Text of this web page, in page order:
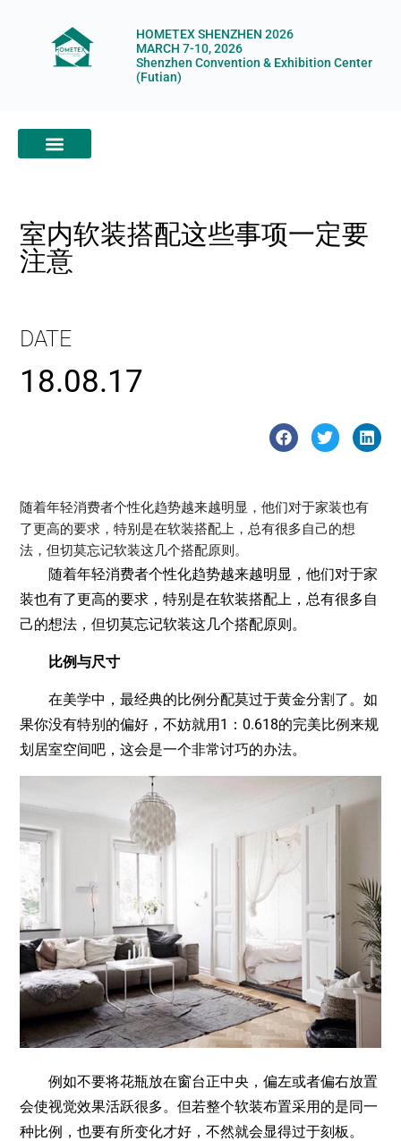
HOMETEX SHENZHEN 2026
MARCH 7-10, 2026
Shenzhen Convention & Exhibition Center
(Futian)
室内软装搭配这些事项一定要
注意
DATE
18.08.17
随着年轻消费者个性化趋势越来越明显，他们对于家装也有
了更高的要求，特别是在软装搭配上，总有很多自己的想
法，但切莫忘记软装这几个搭配原则。
随着年轻消费者个性化趋势越来越明显，他们对于家
装也有了更高的要求，特别是在软装搭配上，总有很多自
己的想法，但切莫忘记软装这几个搭配原则。
比例与尺寸
在美学中，最经典的比例分配莫过于黄金分割了。如
果你没有特别的偏好，不妨就用1：0.618的完美比例来规
划居室空间吧，这会是一个非常讨巧的办法。
例如不要将花瓶放在窗台正中央，偏左或者偏右放置
会使视觉效果活跃很多。但若整个软装布置采用的是同一
种比例，也要有所变化才好，不然就会显得过于刻板。